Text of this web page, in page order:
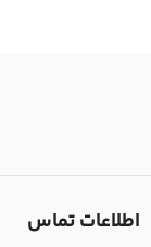
اطلاعات تماس